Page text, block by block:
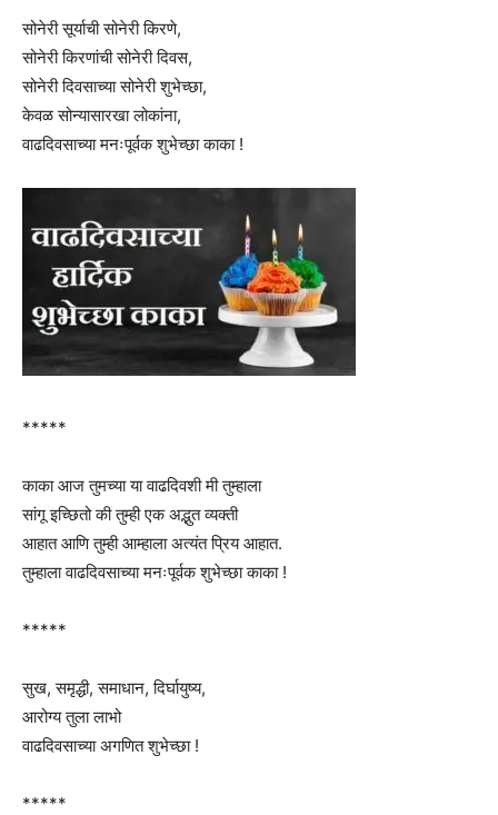
सोनेरी सूर्याची सोनेरी किरणे,
सोनेरी किरणांची सोनेरी दिवस,
सोनेरी दिवसाच्या सोनेरी शुभेच्छा,
केवळ सोन्यासारखा लोकांना,
वाढदिवसाच्या मनःपूर्वक शुभेच्छा काका !
*****
काका आज तुमच्या या वाढदिवशी मी तुम्हाला
सांगू इच्छितो की तुम्ही एक अद्भुत व्यक्ती
आहात आणि तुम्ही आम्हाला अत्यंत प्रिय आहात.
तुम्हाला वाढदिवसाच्या मनःपूर्वक शुभेच्छा काका !
*****
सुख, समृद्धी, समाधान, दिर्घायुष्य,
आरोग्य तुला लाभो
वाढदिवसाच्या अगणित शुभेच्छा !
*****